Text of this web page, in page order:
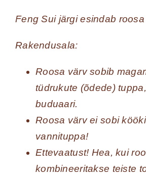
Feng Sui järgi esindab
Rakendusala:
Roosa värv sobib
tüdrukute (õdede)
buduaari.
Roosa värv ei sobi
vannituppa!
Ettevaatust! Hea, kui
kombineeritakse teiste